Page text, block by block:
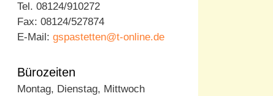
Tel. 08124/910272
Fax: 08124/527874
E-Mail: gspastetten@t-online.de
Bürozeiten
Montag, Dienstag, Mittwoch